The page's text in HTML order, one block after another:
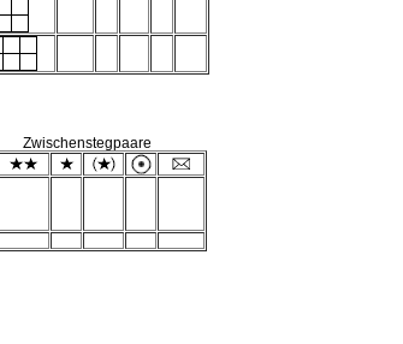
Zwischenstegpaare